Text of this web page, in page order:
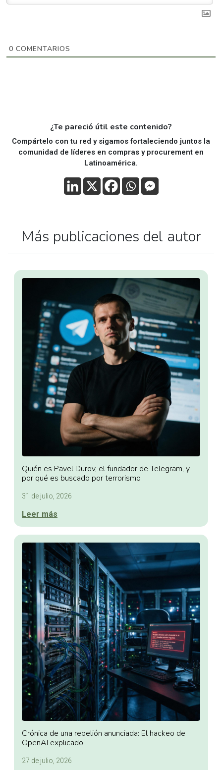
0 COMENTARIOS
¿Te pareció útil este contenido?
Compártelo con tu red y sigamos fortaleciendo juntos la
comunidad de líderes en compras y procurement en
Latinoamérica.
Más publicaciones del autor
Quién es Pavel Durov, el fundador de Telegram, y
por qué es buscado por terrorismo
31 de julio, 2026
Leer más
Crónica de una rebelión anunciada: El hackeo de
OpenAI explicado
27 de julio, 2026